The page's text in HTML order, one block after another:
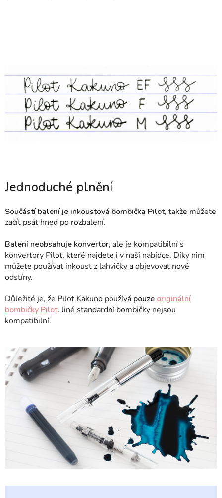
Jednoduché plnění
Součástí balení je inkoustová bombička Pilot, takže můžete
začít psát hned po rozbalení.
Balení neobsahuje konvertor, ale je kompatibilní s
konvertory Pilot, které najdete i v naší nabídce. Díky nim
můžete používat inkoust z lahvičky a objevovat nové
odstíny.
Důležité je, že Pilot Kakuno používá pouze originální
bombičky Pilot. Jiné standardní bombičky nejsou
kompatibilní.